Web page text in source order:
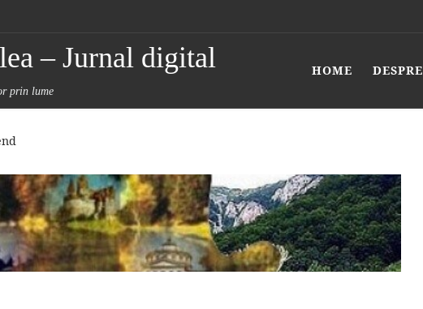
– Jurnal digital
prin lume
HOME DESPRE